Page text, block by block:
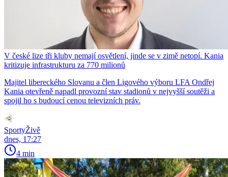
V české lize tři kluby nemají osvětlení, jinde se v zimě netopí. Kania
kritizuje infrastrukturu za 770 milionů
Majitel libereckého Slovanu a člen Ligového výboru LFA Ondřej
Kania otevřeně napadl provozní stav stadionů v nejvyšší soutěži a
spojil ho s budoucí cenou televizních práv.
SportyŽivě
dnes, 17:27
4 min